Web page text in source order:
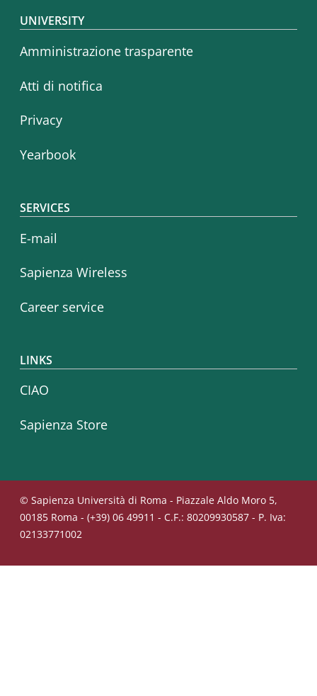
Footer menu
UNIVERSITY
Amministrazione trasparente
Atti di notifica
Privacy
Yearbook
SERVICES
E-mail
Sapienza Wireless
Career service
LINKS
CIAO
Sapienza Store
© Sapienza Università di Roma - Piazzale Aldo Moro 5,
00185 Roma - (+39) 06 49911 - C.F.: 80209930587 - P. Iva:
02133771002